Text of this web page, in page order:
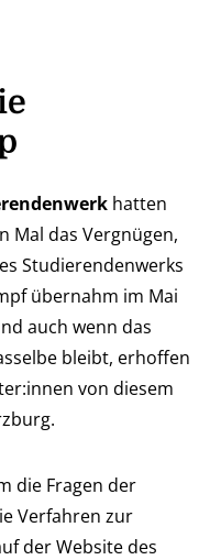
hatten
Mal das Vergnügen,
Studierendenwerks
übernahm im Mai
auch wenn das
bleibt, erhoffen
von diesem
die Fragen der
Verfahren zur
der Website des